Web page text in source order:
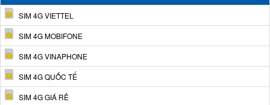
SIM 4G VIETTEL
SIM 4G MOBIFONE
SIM 4G VINAPHONE
SIM 4G QUỐC TẾ
SIM 4G GIÁ RẺ